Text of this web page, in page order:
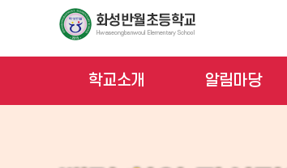
학교소개 알림마당